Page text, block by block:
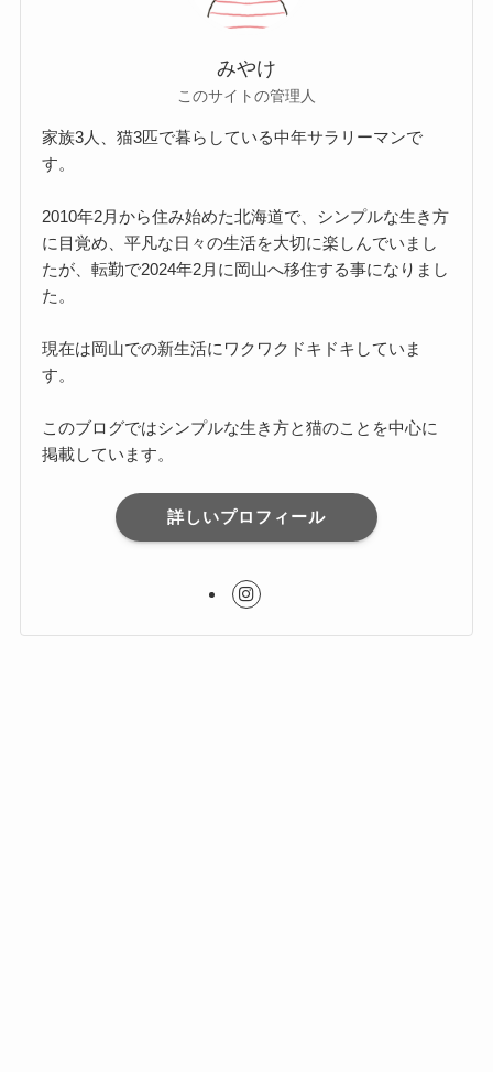
みやけ
このサイトの管理人
家族3人、猫3匹で暮らしている中年サラリーマンで
す。
2010年2月から住み始めた北海道で、シンプルな生き方
に目覚め、平凡な日々の生活を大切に楽しんでいまし
たが、転勤で2024年2月に岡山へ移住する事になりまし
た。
現在は岡山での新生活にワクワクドキドキしていま
す。
このブログではシンプルな生き方と猫のことを中心に
掲載しています。
詳しいプロフィール